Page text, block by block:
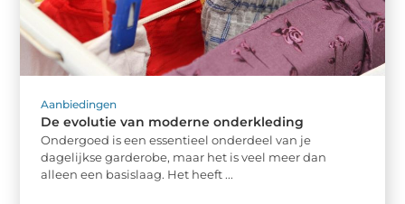
Aanbiedingen
De evolutie van moderne onderkleding
Ondergoed is een essentieel onderdeel van je
dagelijkse garderobe, maar het is veel meer dan
alleen een basislaag. Het heeft ...